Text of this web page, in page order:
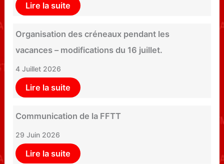
Lire la suite
Organisation des créneaux pendant les
vacances – modifications du 16 juillet.
4 Juillet 2026
Lire la suite
Communication de la FFTT
29 Juin 2026
Lire la suite